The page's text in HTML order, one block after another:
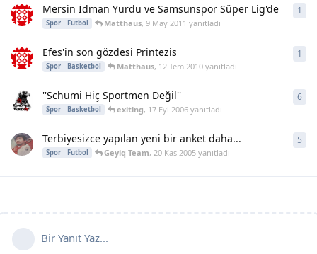
Mersin İdman Yurdu ve Samsunspor Süper Lig'de
Spor Futbol Matthaus, 9 May 2011 yanıtladı
1
Efes'in son gözdesi Printezis
Spor Basketbol Matthaus, 12 Tem 2010yanıtladı
1
''Schumi Hiç Sportmen Değil''
Spor Basketbol exiting, 17 Eyl 2006yanıtladı
6
Terbiyesizce yapılan yeni bir anket daha...
Spor Futbol Geyiq Team, 20 Kas 2005yanıtladı
5
Bir Yanıt Yaz...